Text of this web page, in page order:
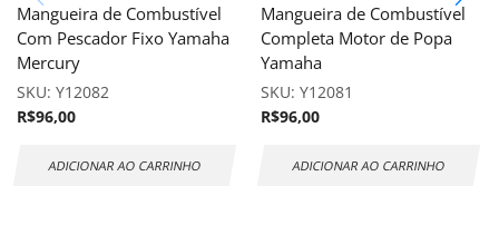
Mangueira de Combustível
Com Pescador Fixo Yamaha
Mercury
SKU: Y12082
R$96,00
ADICIONAR AO CARRINHO
Mangueira de Combustível
Completa Motor de Popa
Yamaha
SKU: Y12081
R$96,00
ADICIONAR AO CARRINHO